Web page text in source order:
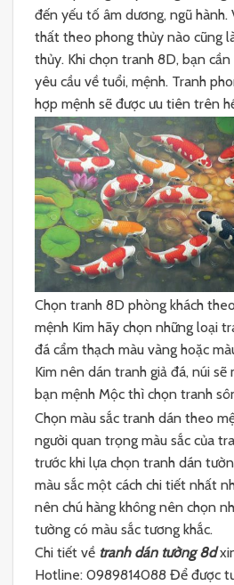
đến yếu tố âm dương, ngũ hành.
thất theo phong thủy nào cũng
thủy. Khi chọn tranh 8D, bạn
yêu cầu về tuổi, mệnh. Tranh
hợp mệnh sẽ được ưu tiên trên
Chọn tranh 8D phòng khách
mệnh Kim hãy chọn những loại
đá cẩm thạch màu vàng hoặc
Kim nên dán tranh giả đá, núi sẽ
bạn mệnh Mộc thì chọn tranh
Chọn màu sắc tranh dán theo
người quan trọng màu sắc của
trước khi lựa chọn tranh dán
màu sắc một cách chi tiết nhất
nên chú hàng không nên chọn
tường có màu sắc tương khắc.
Chi tiết về tranh dán tường 8d
Hotline: 0989814088 Để được